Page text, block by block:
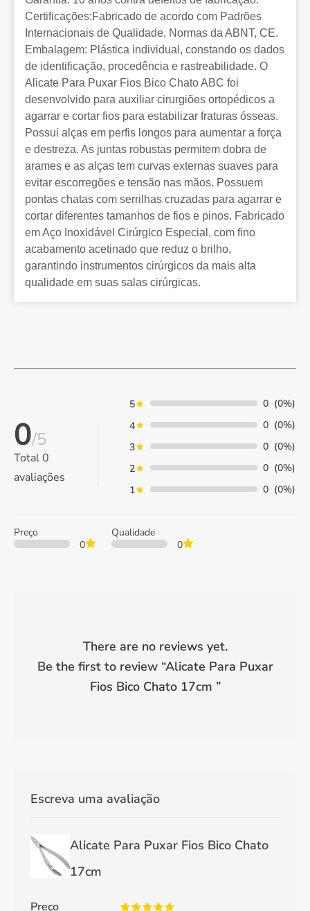
Certificações:Fabricado de acordo com Padrões
Internacionais de Qualidade, Normas da ABNT, CE.
Embalagem: Plástica individual, constando os dados
de identificação, procedência e rastreabilidade. O
Alicate Para Puxar Fios Bico Chato ABC foi
desenvolvido para auxiliar cirurgiões ortopédicos a
agarrar e cortar fios para estabilizar fraturas ósseas.
Possui alças em perfis longos para aumentar a força
e destreza. As juntas robustas permitem dobra de
arames e as alças tem curvas externas suaves para
evitar escorregões e tensão nas mãos. Possuem
pontas chatas com serrilhas cruzadas para agarrar e
cortar diferentes tamanhos de fios e pinos. Fabricado
em Aço Inoxidável Cirúrgico Especial, com fino
acabamento acetinado que reduz o brilho,
garantindo instrumentos cirúrgicos da mais alta
qualidade em suas salas cirúrgicas.
0/5
Total0
avaliações
5 0 (0%)
4
0 (0%)
3
0 (0%)
2
0 (0%)
1
0 (0%)
Preço
0
Qualidade
0
There are no reviews yet.
Be the first to review “Alicate Para Puxar
Fios Bico Chato 17cm ”
Escreva uma avaliação
Alicate Para Puxar Fios Bico Chato
17cm
Preço